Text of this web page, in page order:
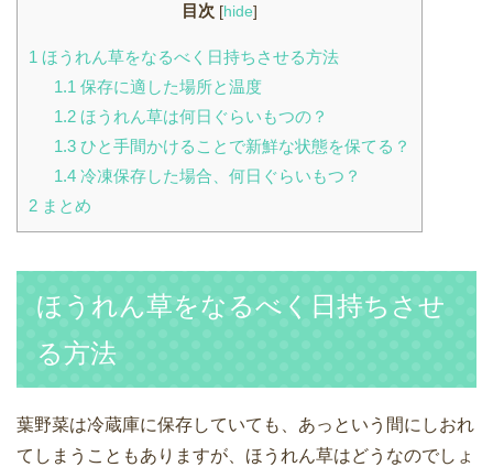
目次 [hide]
1 ほうれん草をなるべく日持ちさせる方法
1.1保存に適した場所と温度
1.2ほうれん草は何日ぐらいもつの？
1.3ひと手間かけることで新鮮な状態を保てる？
1.4冷凍保存した場合、何日ぐらいもつ？
2 まとめ
ほうれん草をなるべく日持ちさせ
る方法
葉野菜は冷蔵庫に保存していても、あっという間にしおれ
てしまうこともありますが、ほうれん草はどうなのでしょ